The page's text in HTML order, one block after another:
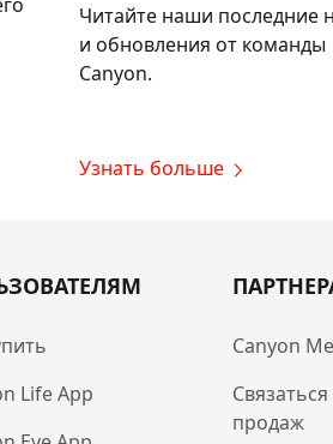
Читайте наши последние
и обновления от команды
Canyon.
Узнать больше
Life App
Canyon
продаж